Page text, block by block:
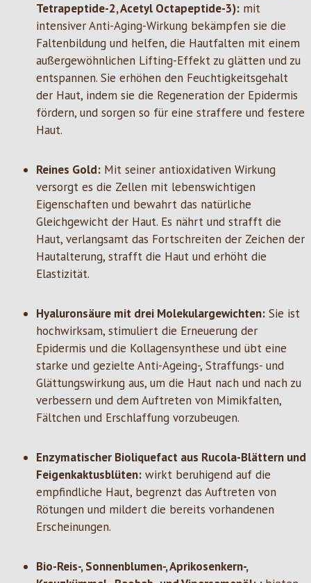
Tetrapeptide-2, Acetyl Octapeptide-3): mit
intensiver Anti-Aging-Wirkung bekämpfen sie die
Faltenbildung und helfen, die Hautfalten mit einem
außergewöhnlichen Lifting-Effekt zu glätten und zu
entspannen. Sie erhöhen den Feuchtigkeitsgehalt
der Haut, indem sie die Regeneration der Epidermis
fördern, und sorgen so für eine straffere und festere
Haut.
Reines Gold: Mit seiner antioxidativen Wirkung
versorgt es die Zellen mit lebenswichtigen
Eigenschaften und bewahrt das natürliche
Gleichgewicht der Haut. Es nährt und strafft die
Haut, verlangsamt das Fortschreiten der Zeichen der
Hautalterung, strafft die Haut und erhöht die
Elastizität.
Hyaluronsäure mit drei Molekulargewichten: Sie ist
hochwirksam, stimuliert die Erneuerung der
Epidermis und die Kollagensynthese und übt eine
starke und gezielte Anti-Ageing-, Straffungs- und
Glättungswirkung aus, um die Haut nach und nach zu
verbessern und dem Auftreten von Mimikfalten,
Fältchen und Erschlaffung vorzubeugen.
Enzymatischer Bioliquefact aus Rucola-Blättern und
Feigenkaktusblüten: wirkt beruhigend auf die
empfindliche Haut, begrenzt das Auftreten von
Rötungen und mildert die bereits vorhandenen
Erscheinungen.
Bio-Reis-, Sonnenblumen-, Aprikosenkern-,